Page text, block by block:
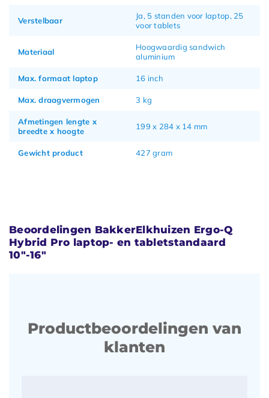
Verstelbaar
Ja, 5 standen voor laptop, 25
voor tablets
Materiaal
Hoogwaardig sandwich
aluminium
Max. formaat laptop 16 inch
Max. draagvermogen 3 kg
Afmetingen lengte x
breedte x hoogte
199 x 284 x 14 mm
Gewicht product 427 gram
Beoordelingen BakkerElkhuizen Ergo-Q
Hybrid Pro laptop- en tabletstandaard
10"-16"
Productbeoordelingen van
klanten